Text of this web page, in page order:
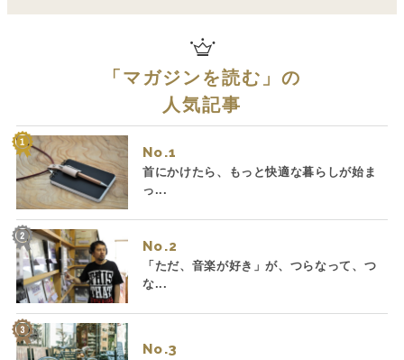
「 マガジンを読む 」の
人気記事
No.
首にかけたら、もっと快適な暮らしが始ま
っ...
No.
「ただ、音楽が好き」が、つらなって、つ
な...
No.